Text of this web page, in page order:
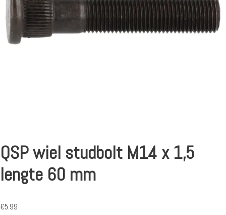
QSP wiel studbolt M14 x 1,5
lengte 60 mm
€5.99